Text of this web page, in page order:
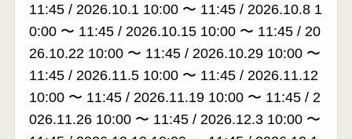
11:45/ 2026.10.1 10:00〜 11:45/ 2026.10.8 1
0:00〜 11:45/ 2026.10.15 10:00〜 11:45/ 20
26.10.22 10:00〜 11:45/ 2026.10.29 10:00〜
11:45/ 2026.11.5 10:00〜 11:45/ 2026.11.12
10:00〜 11:45/ 2026.11.19 10:00〜 11:45/ 2
026.11.26 10:00〜 11:45/ 2026.12.3 10:00〜